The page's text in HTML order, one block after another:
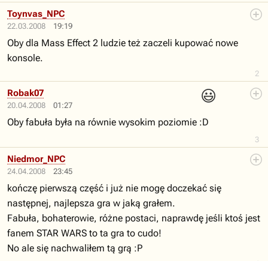
22.03.2008 19:19
2
Toynvas_NPC
Oby dla Mass Effect 2 ludzie też zaczeli kupować nowe
konsole.
20.04.2008 01:27
😃
3
Robak07
Oby fabuła była na równie wysokim poziomie :D
24.04.2008 23:45
Niedmor_NPC
kończę pierwszą część i już nie mogę doczekać się
następnej, najlepsza gra w jaką grałem.
Fabuła, bohaterowie, różne postaci, naprawdę jeśli ktoś jest
fanem STAR WARS to ta gra to cudo!
No ale się nachwaliłem tą grą :P